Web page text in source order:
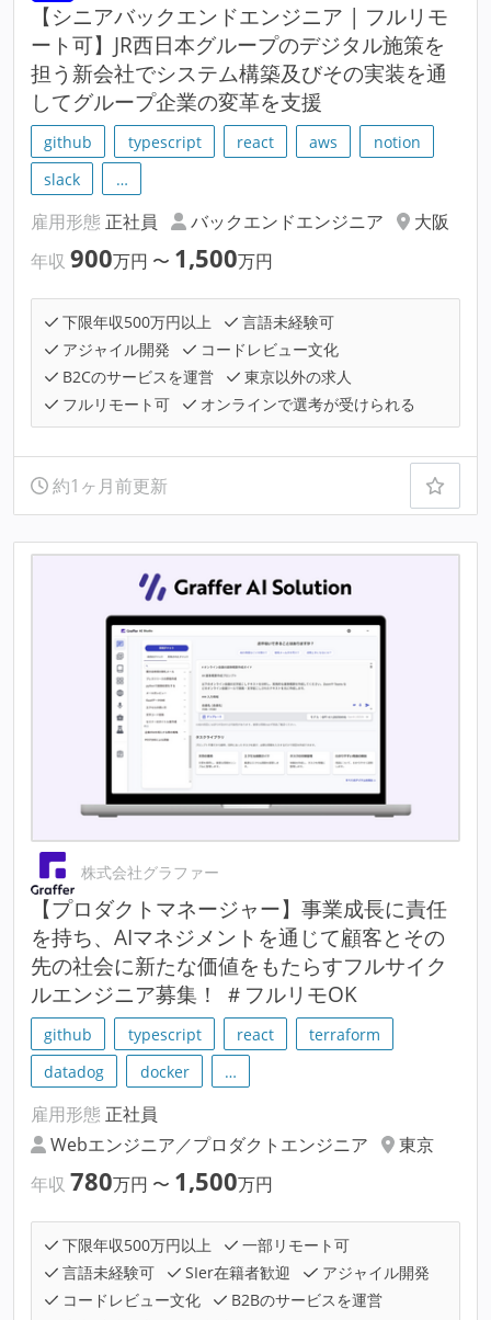
【シニアバックエンドエンジニア | フルリモ
ート可】JR西日本グループのデジタル施策を
担う新会社でシステム構築及びその実装を通
してグループ企業の変革を支援
github typescript react aws
notion
slack
…
雇用形態 正社員 バックエンドエンジニア
大阪
年収 900万円 〜 1,500万円
下限年収500万円以上
言語未経験可
アジャイル開発
コードレビュー文化
B2Cのサービスを運営
東京以外の求人
フルリモート可
オンラインで選考が受けられる
約1ヶ月前更新
株式会社グラファー
【プロダクトマネージャー】事業成長に責任
を持ち、AIマネジメントを通じて顧客とその
先の社会に新たな価値をもたらすフルサイク
ルエンジニア募集！ ＃フルリモOK
github typescript react
terraform
datadog
docker …
雇用形態 正社員
Webエンジニア／プロダクトエンジニア
東京
年収 780万円 〜 1,500万円
下限年収500万円以上
一部リモート可
言語未経験可
SIer在籍者歓迎
アジャイル開発
コードレビュー文化
B2Bのサービスを運営